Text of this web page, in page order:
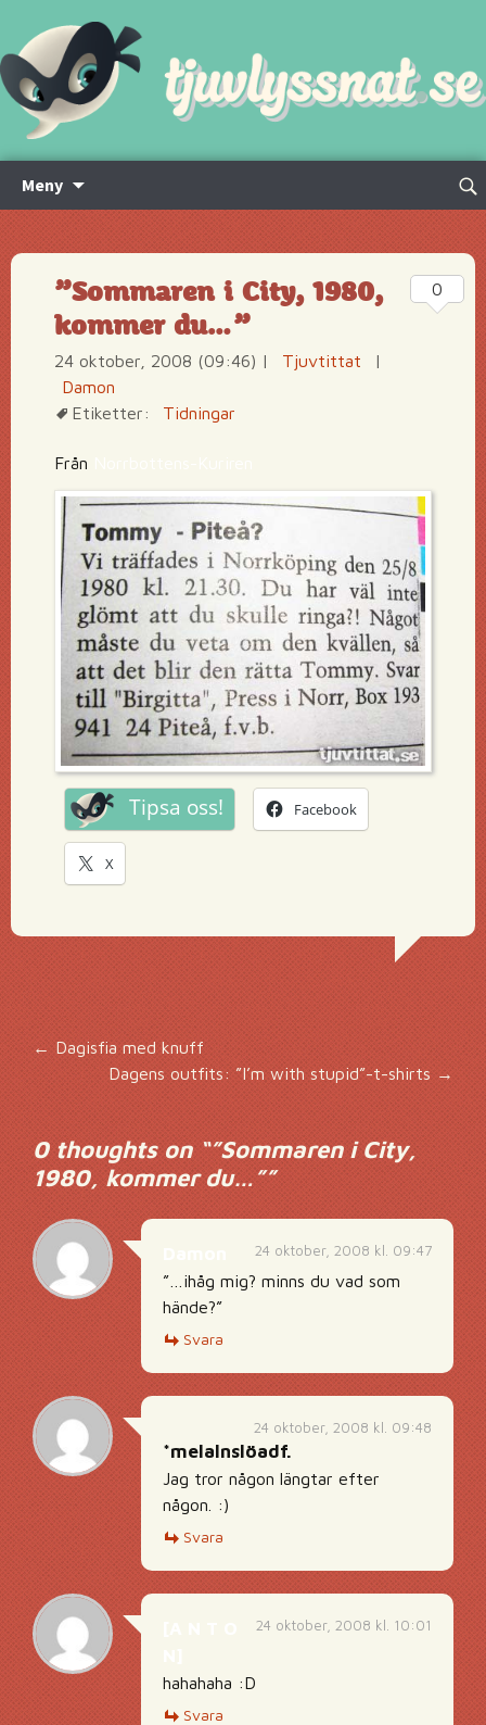
Meny
innehåll
Sök
”Sommaren i City, 1980,
kommer du…”
24 oktober, 2008 (09:46) | Tjuvtittat
|
Damon
Etiketter:
Tidningar
Från
Tipsa oss! Facebook
X
0
Inläggsnavigering
← Dagisfia med knuff
Dagens outfits: ”I’m with stupid”-t-shirts →
0 thoughts on “”Sommaren i City,
1980, kommer du…””
24 oktober, 2008 kl. 09:47
”…ihåg mig? minns du vad som
hände?”
Svara
24 oktober, 2008 kl. 09:48
*melalnslöadf.
Jag tror någon längtar efter
någon. :)
Svara
24 oktober, 2008 kl. 10:01
hahahaha :D
Svara